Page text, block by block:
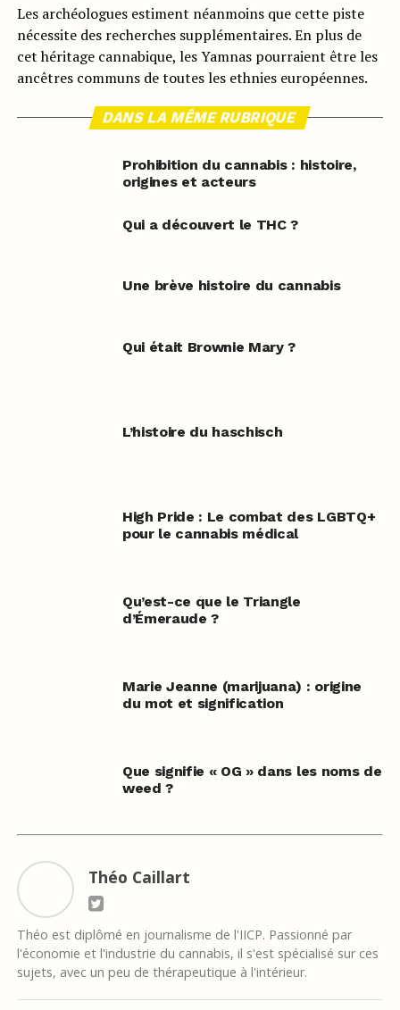
Les archéologues estiment néanmoins que cette piste
nécessite des recherches supplémentaires. En plus de
cet héritage cannabique, les Yamnas pourraient être les
ancêtres communs de toutes les ethnies européennes.
DANS LA MÊME RUBRIQUE
Prohibition du cannabis : histoire,
origines et acteurs
Qui a découvert le THC ?
Une brève histoire du cannabis
Qui était Brownie Mary ?
L’histoire du haschisch
High Pride : Le combat des LGBTQ+
pour le cannabis médical
Qu’est-ce que le Triangle
d’Émeraude ?
Marie Jeanne (marijuana) : origine
du mot et signification
Que signifie « OG » dans les noms de
weed ?
Théo Caillart
Théo est diplômé en journalisme de l'IICP. Passionné par
l'économie et l'industrie du cannabis, il s'est spécialisé sur ces
sujets, avec un peu de thérapeutique à l'intérieur.